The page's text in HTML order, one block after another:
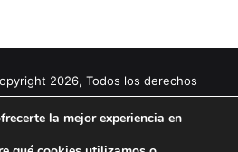
2026, Todos los derechos
la mejor experiencia en